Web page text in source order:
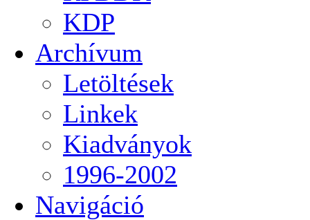
KDP
Archívum
Letöltések
Linkek
Kiadványok
1996-2002
Navigáció